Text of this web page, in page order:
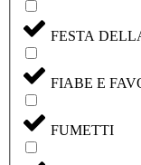
FESTA
FIABE E
FUMETTI